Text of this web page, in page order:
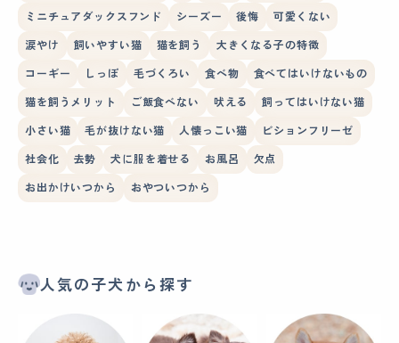
ミニチュアダックスフンド シーズー 後悔 可愛くない
涙やけ 飼いやすい猫 猫を飼う 大きくなる子の特徴
コーギー しっぽ 毛づくろい 食べ物 食べてはいけないもの
猫を飼うメリット ご飯食べない 吠える 飼ってはいけない猫
小さい猫 毛が抜けない猫 人懐っこい猫 ビションフリーゼ
社会化 去勢 犬に服を着せる お風呂 欠点
お出かけいつから おやついつから
人気の子犬から探す